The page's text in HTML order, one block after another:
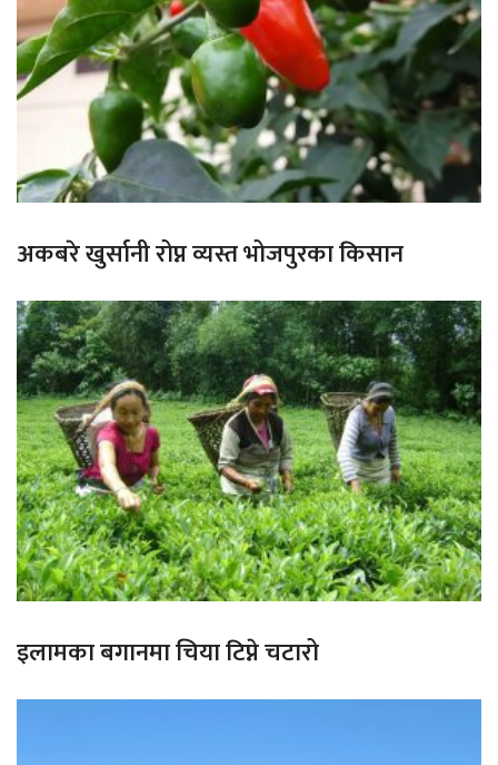
अकबरे खुर्सानी रोप्न व्यस्त भोजपुरका किसान
इलामका बगानमा चिया टिप्ने चटारो